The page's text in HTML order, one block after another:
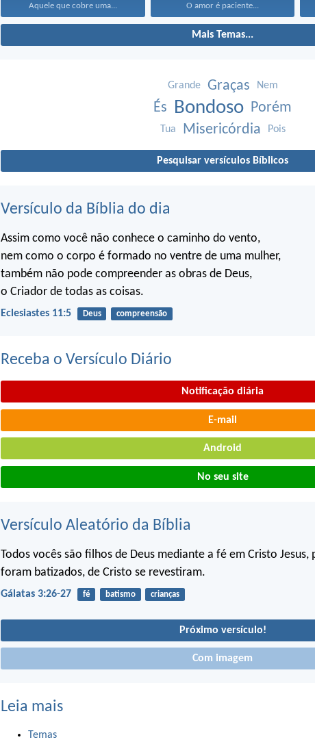
Aquele que cobre uma... O amor é paciente...
Mais Temas...
Grande Graças Nem
És Bondoso Porém
Tua Misericórdia Pois
Pesquisar versículos Bíblicos
Versículo da Bíblia do dia
Assim como você não conhece o caminho do vento,
nem como o corpo é formado no ventre de uma mulher,
também não pode compreender as obras de Deus,
o Criador de todas as coisas.
Eclesiastes 11:5 Deus compreensão
Receba o Versículo Diário
Notificação diária
E-mail
Android
No seu site
Versículo Aleatório da Bíblia
Todos vocês são filhos de Deus mediante a fé em Cristo Jesus,
foram batizados, de Cristo se revestiram.
Gálatas 3:26-27 fé batismo crianças
Próximo versículo!
Com imagem
Leia mais
Temas